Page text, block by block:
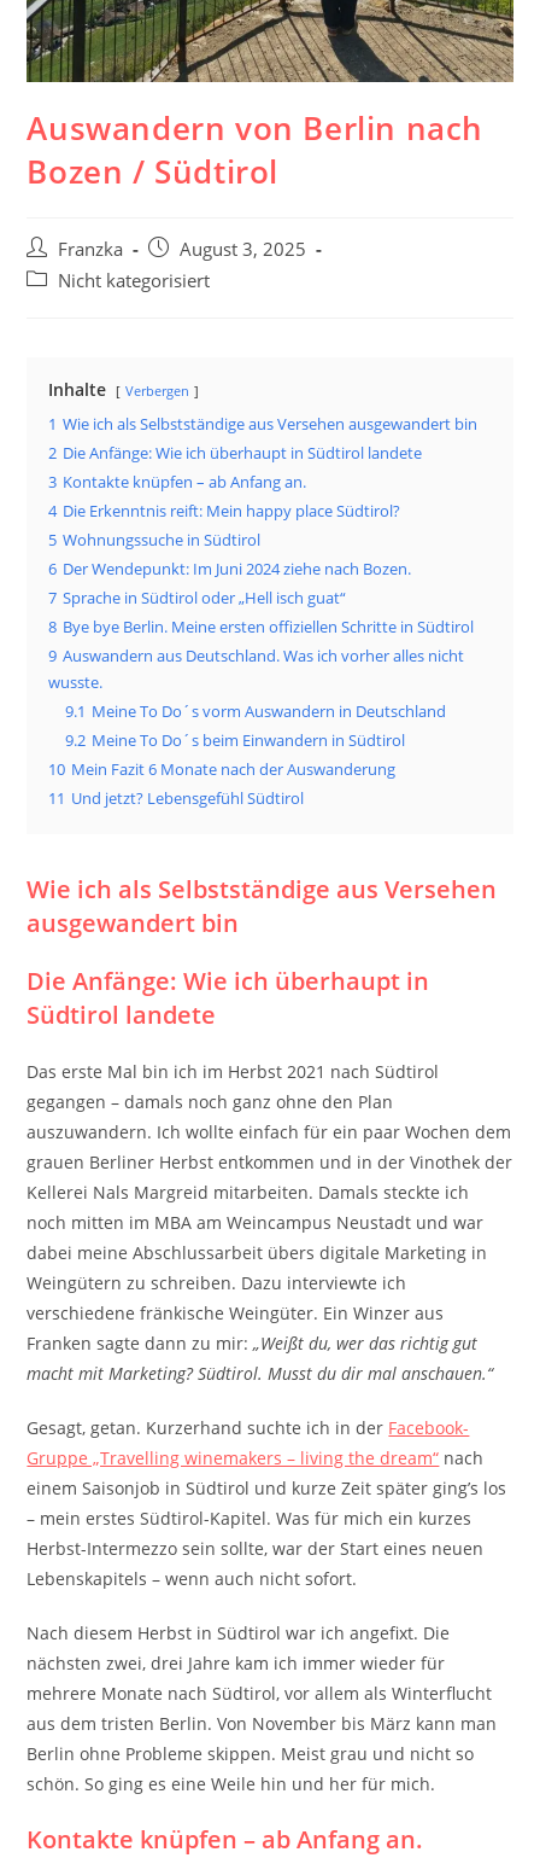
Auswandern von Berlin nach
Bozen / Südtirol
Beitrags-
Autor:
Franzka
Beitrag
veröffentlicht:
August 3, 2025
Beitrags-
Nicht kategorisiert
Inhalte Verbergen
1 Wie ich als Selbstständige aus Versehen ausgewandert bin
2 Die Anfänge: Wie ich überhaupt in Südtirol landete
3 Kontakte knüpfen – ab Anfang an.
4 Die Erkenntnis reift: Mein happy place Südtirol?
5 Wohnungssuche in Südtirol
6 Der Wendepunkt: Im Juni 2024 ziehe nach Bozen.
7 Sprache in Südtirol oder „Hell isch guat“
8 Bye bye Berlin. Meine ersten offiziellen Schritte in Südtirol
9 Auswandern aus Deutschland. Was ich vorher alles nicht
wusste.
9.1 Meine To Do´s vorm Auswandern in Deutschland
9.2 Meine To Do´s beim Einwandern in Südtirol
10 Mein Fazit 6 Monate nach der Auswanderung
11 Und jetzt? Lebensgefühl Südtirol
Wie ich als Selbstständige aus Versehen
ausgewandert bin
Die Anfänge: Wie ich überhaupt in
Südtirol landete
Das erste Mal bin ich im Herbst 2021 nach Südtirol
gegangen – damals noch ganz ohne den Plan
auszuwandern. Ich wollte einfach für ein paar Wochen dem
grauen Berliner Herbst entkommen und in der Vinothek der
Kellerei Nals Margreid mitarbeiten. Damals steckte ich
noch mitten im MBA am Weincampus Neustadt und war
dabei meine Abschlussarbeit übers digitale Marketing in
Weingütern zu schreiben. Dazu interviewte ich
verschiedene fränkische Weingüter. Ein Winzer aus
Franken sagte dann zu mir:„Weißt du, wer das richtig gut
macht mit Marketing? Südtirol. Musst du dir mal anschauen.“
Gesagt, getan. Kurzerhand suchte ich in der Facebook-
Gruppe „Travelling winemakers – living the dream“ nach
einem Saisonjob in Südtirol und kurze Zeit später ging’s los
– mein erstes Südtirol-Kapitel. Was für mich ein kurzes
Herbst-Intermezzo sein sollte, war der Start eines neuen
Lebenskapitels – wenn auch nicht sofort.
Nach diesem Herbst in Südtirol war ich angefixt. Die
nächsten zwei, drei Jahre kam ich immer wieder für
mehrere Monate nach Südtirol, vor allem als Winterflucht
aus dem tristen Berlin. Von November bis März kann man
Berlin ohne Probleme skippen. Meist grau und nicht so
schön. So ging es eine Weile hin und her für mich.
Kontakte knüpfen – ab Anfang an.